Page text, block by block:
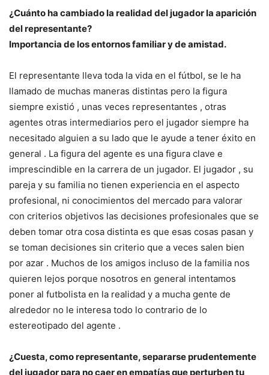
¿Cuánto ha cambiado la realidad del jugador la aparición
del representante?
Importancia de los entornos familiar y de amistad.
El representante lleva toda la vida en el fútbol, se le ha
llamado de muchas maneras distintas pero la figura
siempre existió , unas veces representantes , otras
agentes otras intermediarios pero el jugador siempre ha
necesitado alguien a su lado que le ayude a tener éxito en
general . La figura del agente es una figura clave e
imprescindible en la carrera de un jugador. El jugador , su
pareja y su familia no tienen experiencia en el aspecto
profesional, ni conocimientos del mercado para valorar
con criterios objetivos las decisiones profesionales que se
deben tomar otra cosa distinta es que esas cosas pasan y
se toman decisiones sin criterio que a veces salen bien
por azar . Muchos de los amigos incluso de la familia nos
quieren lejos porque nosotros en general intentamos
poner al futbolista en la realidad y a mucha gente de
alrededor no le interesa todo lo contrario de lo
estereotipado del agente .
¿Cuesta, como representante, separarse prudentemente
del jugador para no caer en empatías que perturben tu